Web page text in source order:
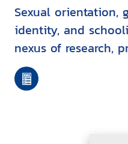
Sexual orientation,
identity, and
nexus of research,
policy